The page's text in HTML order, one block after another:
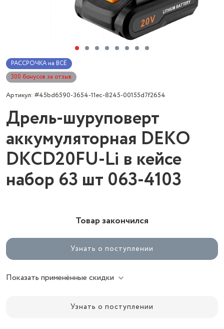
РАССРОЧКА на ВСЁ
300 бонусов за отзыв
Артикул: #45bd6590-3654-11ec-8245-00155d7f2654
Дрель-шуруповерт
аккумуляторная DEKO
DKCD20FU-Li в кейсе
набор 63 шт 063-4103
Товар закончился
Узнать о поступлении
Показать применённые скидки
Узнать о поступлении